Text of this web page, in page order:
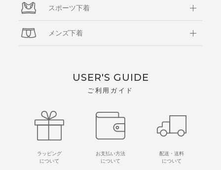
スポーツ下着
メンズ下着
USER'S GUIDE
ご利用ガイド
ラッピング
について
お支払い方法
について
配送・送料
について